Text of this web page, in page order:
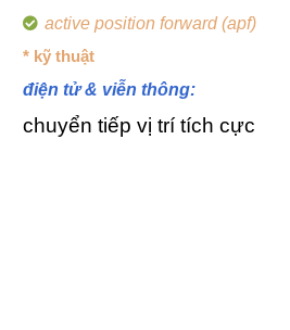
active position forward (apf)
* kỹ thuật
điện tử & viễn thông:
chuyển tiếp vị trí tích cực